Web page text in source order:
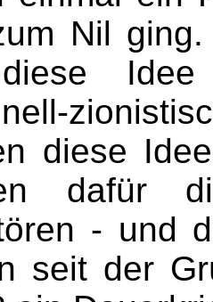
Nil
Idee
diese
dafür
- und
seit der